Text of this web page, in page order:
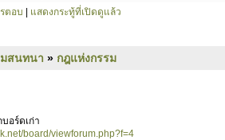
ตอบ แสดงกระทู้ที่เปิดดูแล้ว
สนทนา » กฎแห่งกรรม
อร์ดเก่า
board/viewforum.php?f=4